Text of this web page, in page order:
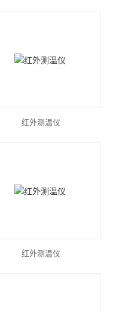
红外测温仪
红外测温仪